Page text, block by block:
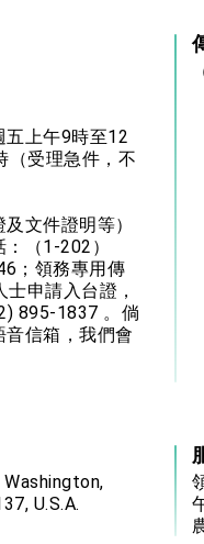
五上午9時至12
（受理急件，不
文件證明等）
（1-202）
；領務專用傳
申請入台證，
895-1837 。倘
信箱，我們會
Washington,
U.S.A.